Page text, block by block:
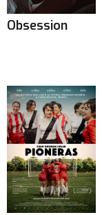
Obsession